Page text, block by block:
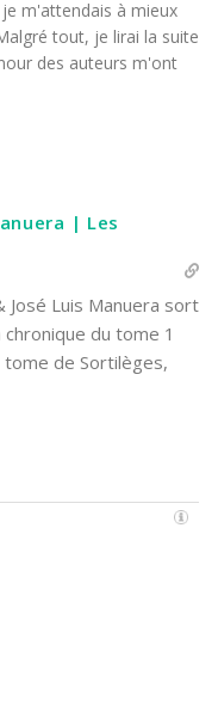
m'attendais à mieux
tout, je lirai la suite
des auteurs m'ont
| Les
José Luis Manuera sort
du tome 1
tome de Sortilèges,